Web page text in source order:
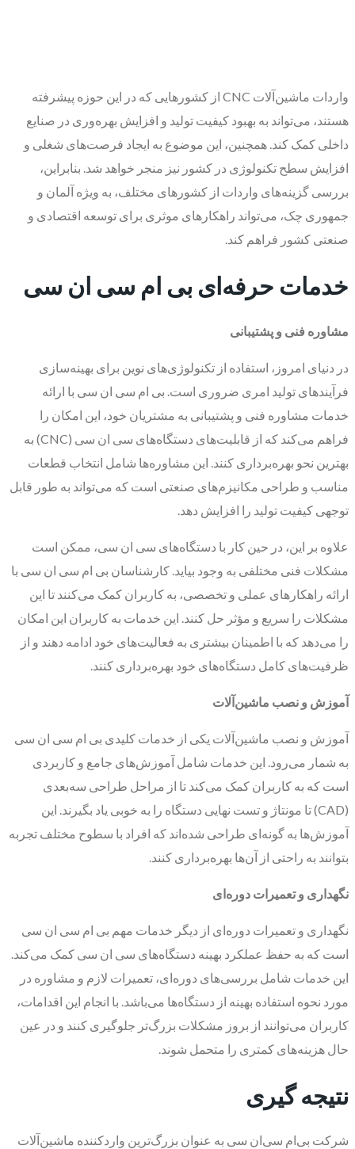
واردات ماشین‌آلات CNC از کشورهایی که در این حوزه پیشرفته
هستند، می‌تواند به بهبود کیفیت تولید و افزایش بهره‌وری در صنایع
داخلی کمک کند. همچنین، این موضوع به ایجاد فرصت‌های شغلی و
افزایش سطح تکنولوژی در کشور نیز منجر خواهد شد. بنابراین،
بررسی گزینه‌های واردات از کشورهای مختلف، به ویژه آلمان و
جمهوری چک، می‌تواند راهکارهای موثری برای توسعه اقتصادی و
صنعتی کشور فراهم کند.
خدمات حرفه‌ای بی ام سی ان سی
مشاوره فنی و پشتیبانی
در دنیای امروز، استفاده از تکنولوژی‌های نوین برای بهینه‌سازی
فرآیندهای تولید امری ضروری است. بی ام سی ان سی با ارائه
خدمات مشاوره فنی و پشتیبانی به مشتریان خود، این امکان را
فراهم می‌کند که از قابلیت‌های دستگاه‌های سی ان سی (CNC) به
بهترین نحو بهره‌برداری کنند. این مشاوره‌ها شامل انتخاب قطعات
مناسب و طراحی مکانیزم‌های صنعتی است که می‌تواند به طور قابل
توجهی کیفیت تولید را افزایش دهد.
علاوه بر این، در حین کار با دستگاه‌های سی ان سی، ممکن است
مشکلات فنی مختلفی به وجود بیاید. کارشناسان بی ام سی ان سی با
ارائه راهکارهای عملی و تخصصی، به کاربران کمک می‌کنند تا این
مشکلات را سریع و مؤثر حل کنند. این خدمات به کاربران این امکان
را می‌دهد که با اطمینان بیشتری به فعالیت‌های خود ادامه دهند و از
ظرفیت‌های کامل دستگاه‌های خود بهره‌برداری کنند.
آموزش و نصب ماشین‌آلات
آموزش و نصب ماشین‌آلات یکی از خدمات کلیدی بی ام سی ان سی
به شمار می‌رود. این خدمات شامل آموزش‌های جامع و کاربردی
است که به کاربران کمک می‌کند تا از مراحل طراحی سه‌بعدی
(CAD) تا مونتاژ و تست نهایی دستگاه را به خوبی یاد بگیرند. این
آموزش‌ها به گونه‌ای طراحی شده‌اند که افراد با سطوح مختلف تجربه
بتوانند به راحتی از آن‌ها بهره‌برداری کنند.
نگهداری و تعمیرات دوره‌ای
نگهداری و تعمیرات دوره‌ای از دیگر خدمات مهم بی ام سی ان سی
است که به حفظ عملکرد بهینه دستگاه‌های سی ان سی کمک می‌کند.
این خدمات شامل بررسی‌های دوره‌ای، تعمیرات لازم و مشاوره در
مورد نحوه استفاده بهینه از دستگاه‌ها می‌باشد. با انجام این اقدامات،
کاربران می‌توانند از بروز مشکلات بزرگ‌تر جلوگیری کنند و در عین
حال هزینه‌های کمتری را متحمل شوند.
نتیجه گیری
شرکت بی‌ام سی‌ان سی به عنوان بزرگ‌ترین واردکننده ماشین‌آلات